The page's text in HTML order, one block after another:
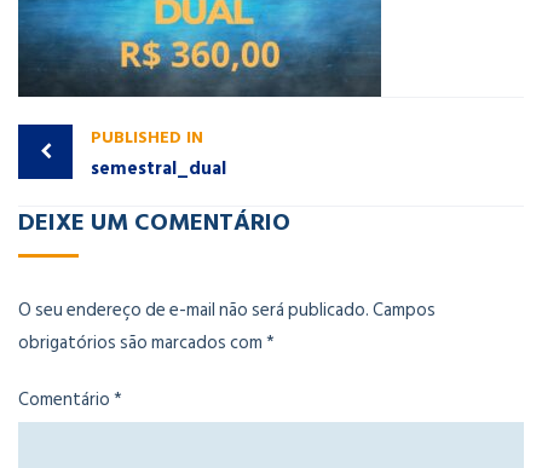
PUBLISHED IN
semestral_dual
DEIXE UM COMENTÁRIO
O seu endereço de e-mail não será publicado.Campos
obrigatórios são marcados com*
Comentário*